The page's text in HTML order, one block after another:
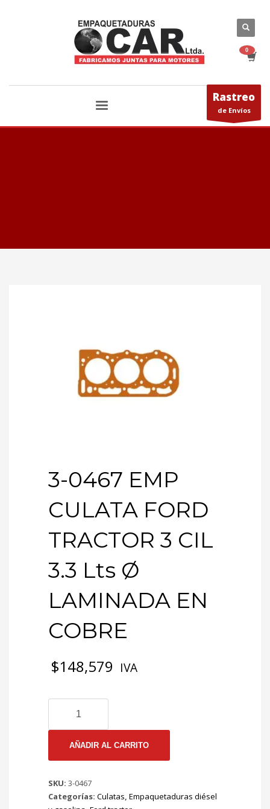
Rastreo
de Envíos
3-0467 EMP
CULATA FORD
TRACTOR 3 CIL
3.3 Lts Ø
LAMINADA EN
COBRE
$148,579 IVA
EMP
CULATA
FORD
3
CIL
AÑADIR AL CARRITO
SKU: 3-0467
Categorías: Culatas, Empaquetaduras diésel